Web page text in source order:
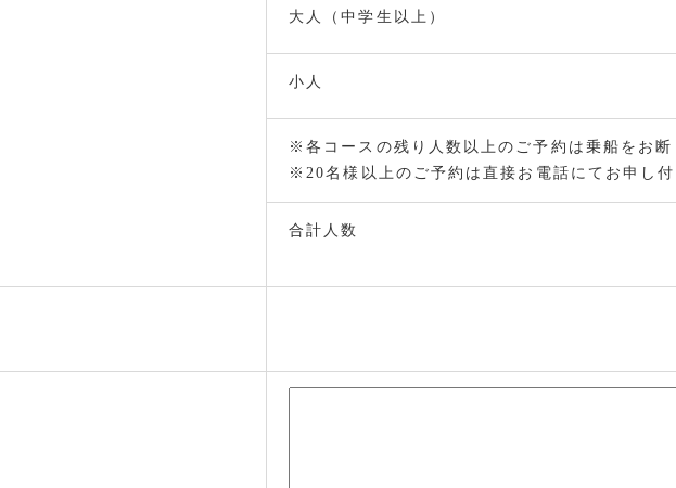
大人（中学生以上）
小人
※各コースの残り人数以上のご予約は乗船をお
※20名様以上のご予約は直接お電話にてお申し付
合計人数